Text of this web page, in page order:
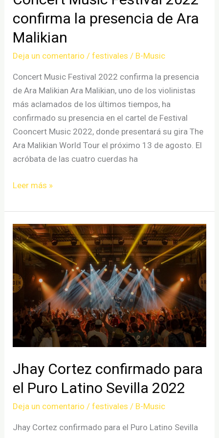
confirma la presencia de Ara
Malikian
Deja un comentario /festivales / B-Music
Concert Music Festival 2022 confirma la presencia
de Ara Malikian Ara Malikian, uno de los violinistas
más aclamados de los últimos tiempos, ha
confirmado su presencia en el cartel de Festival
Cooncert Music 2022, donde presentará su gira The
Ara Malikian World Tour el próximo 13 de agosto. El
acróbata de las cuatro cuerdas ha
Concert
Festival
2022
confirma
la
presencia
de
Ara
Malikian
Leer más »
Jhay Cortez confirmado para
el Puro Latino Sevilla 2022
Deja un comentario /festivales / B-Music
Jhay Cortez confirmado para el Puro Latino Sevilla